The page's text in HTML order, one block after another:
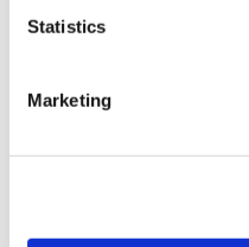
Statistics
Marketing
Poland Cliniche